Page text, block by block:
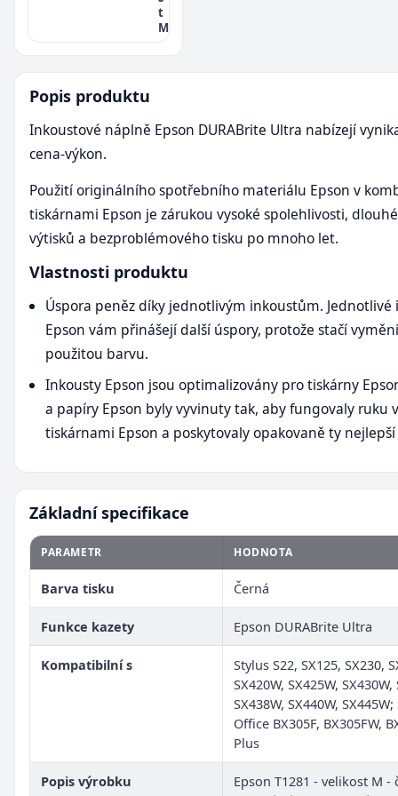
t
M
Popis produktu
Inkoustové náplně Epson DURABrite Ultra nabízejí
cena-výkon.
Použití originálního spotřebního materiálu Epson v
tiskárnami Epson je zárukou vysoké spolehlivosti,
výtisků a bezproblémového tisku po mnoho let.
Vlastnosti produktu
Úspora peněz díky jednotlivým inkoustům. Jednotlivé
Epson vám přinášejí další úspory, protože stačí
použitou barvu.
Inkousty Epson jsou optimalizovány pro tiskárny
a papíry Epson byly vyvinuty tak, aby fungovaly ruku
tiskárnami Epson a poskytovaly opakovaně ty nejlepší
Základní specifikace
PARAMETR HODNOTA
Barva tisku Černá
Funkce kazety Epson DURABrite Ultra
Kompatibilní s
Stylus S22, SX125, SX230,
SX420W, SX425W, SX430W,
SX438W, SX440W,
Office BX305F, BX305FW,
Plus
Popis výrobku
Epson T1281 - velikost M -